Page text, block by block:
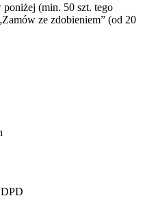
(min. 50 szt. tego
ze zdobieniem” (od 20